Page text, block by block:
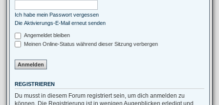
Ich habe mein Passwort vergessen
Die Aktivierungs-E-Mail erneut senden
Angemeldet bleiben
Meinen Online-Status während dieser Sitzung verbergen
REGISTRIEREN
Du musst in diesem Forum registriert sein, um dich anmelden zu
können. Die Registrierung ist in wenigen Augenblicken erledigt und